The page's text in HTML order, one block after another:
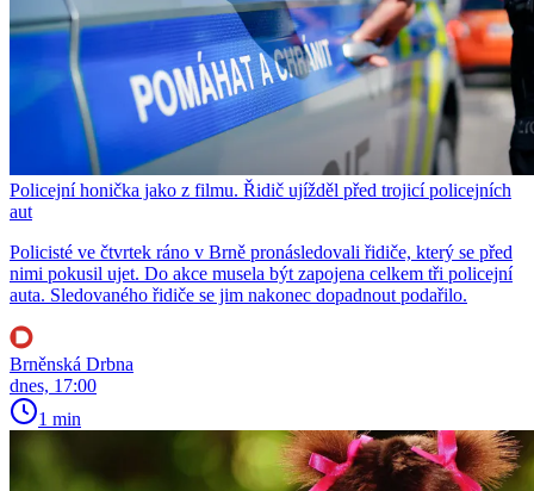
Policejní honička jako z filmu. Řidič ujížděl před trojicí policejních
aut
Policisté ve čtvrtek ráno v Brně pronásledovali řidiče, který se před
nimi pokusil ujet. Do akce musela být zapojena celkem tři policejní
auta. Sledovaného řidiče se jim nakonec dopadnout podařilo.
Brněnská Drbna
dnes, 17:00
1 min